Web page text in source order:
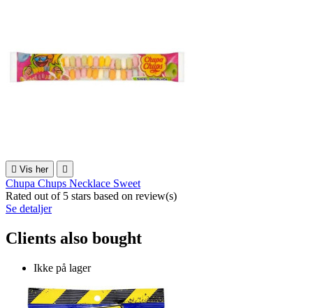
 Vis her 
Chupa Chups Necklace Sweet
Rated out of 5 stars based on review(s)
Se detaljer
Clients also bought
Ikke på lager